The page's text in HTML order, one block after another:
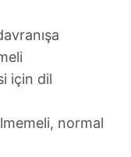
için dil
normal